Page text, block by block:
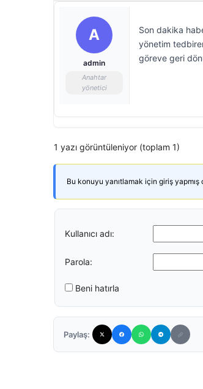
A
admin
Anahtar
yönetici
Son dakika
yönetim
göreve geri
1 yazı görüntüleniyor (toplam 1)
Bu konuyu yanıtlamak için giriş yapmış
Kullanıcı adı:
Parola:
Beni hatırla
Paylaş: